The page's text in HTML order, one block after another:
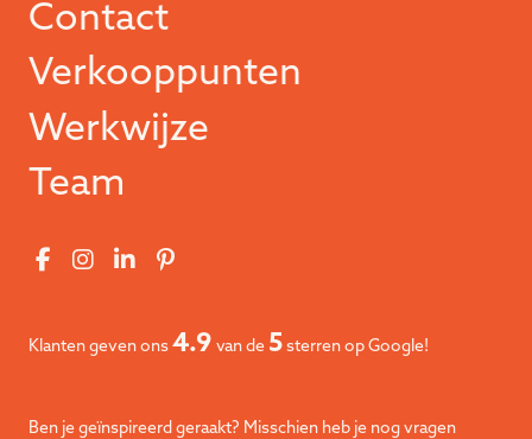
Contact
Verkooppunten
Werkwijze
Team
Klanten geven ons 4.9 van de 5 sterren op Google!
Ben je geïnspireerd geraakt? Misschien heb je nog vragen